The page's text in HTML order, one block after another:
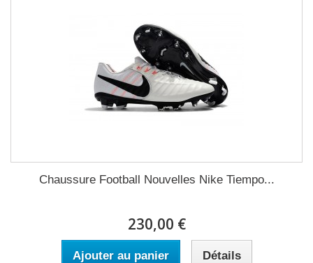
Chaussure Football Nouvelles Nike Tiempo...
230,00 €
Ajouter au panier Détails